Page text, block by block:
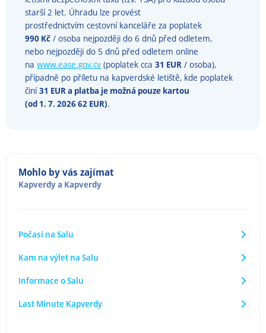
starší 2 let. Úhradu lze provést
prostřednictvím cestovní kanceláře za poplatek
990 Kč / osoba nejpozději do 6 dnů před odletem,
nebo nejpozději do 5 dnů před odletem online
na www.ease.gov.cv (poplatek cca 31 EUR / osoba),
případně po příletu na kapverdské letiště, kde poplatek
činí31 EUR a platba je možná pouze kartou
(od 1. 7. 2026 62 EUR).
Mohlo by vás zajímat
Kapverdya Kapverdy
Počasí na Salu
Kam na výlet na Salu
Informace o Salu
Last Minute Kapverdy